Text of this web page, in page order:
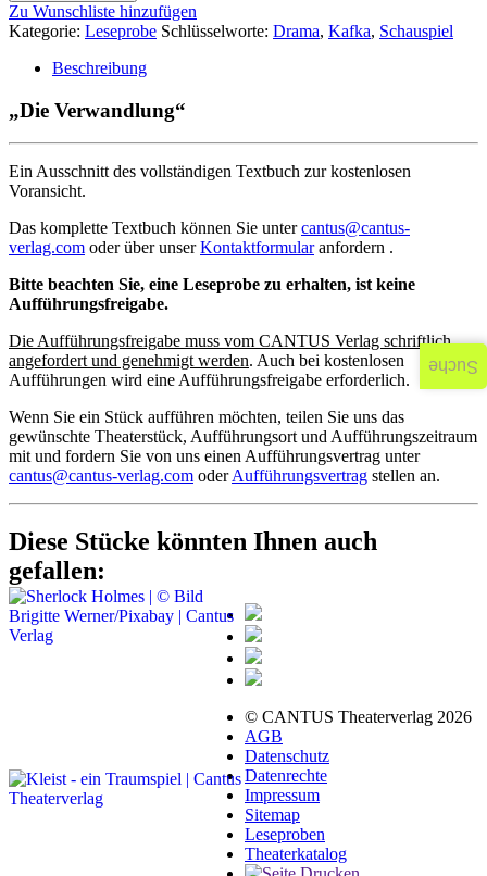
Zu Wunschliste hinzufügen
Kategorie: Leseprobe Schlüsselworte: Drama, Kafka, Schauspiel
Beschreibung
„Die Verwandlung“
Ein Ausschnitt des vollständigen Textbuch zur kostenlosen
Voransicht.
Das komplette Textbuch können Sie untercantus@cantus-
verlag.com oder über unserKontaktformularanfordern .
Bitte beachten Sie, eine Leseprobe zu erhalten, ist keine
Aufführungsfreigabe.
Die Aufführungsfreigabe muss vom CANTUS Verlag schriftlich
angefordert und genehmigt werden. Auch bei kostenlosen
Aufführungen wird eine Aufführungsfreigabe erforderlich.
Wenn Sie ein Stück aufführen möchten, teilen Sie uns das
gewünschte Theaterstück, Aufführungsort und Aufführungszeitraum
mit und fordern Sie von uns einen Aufführungsvertrag unter
cantus@cantus-verlag.com oderAufführungsvertrag stellen an.
Diese Stücke könnten Ihnen auch
gefallen:
© CANTUS Theaterverlag 2026
AGB
Datenschutz
Datenrechte
Impressum
Sitemap
Leseproben
Theaterkatalog
Suche